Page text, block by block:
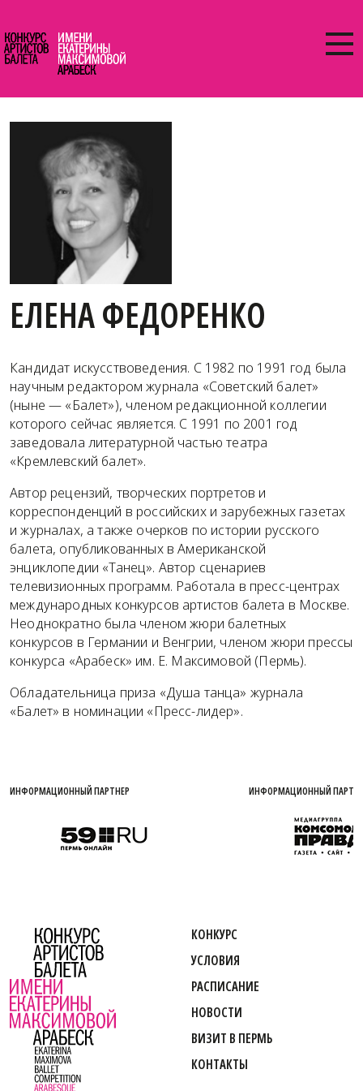
ЕЛЕНА ФЕДОРЕНКО
Кандидат искусствоведения. С 1982 по 1991 год была
научным редактором журнала «Советский балет»
(ныне — «Балет»), членом редакционной коллегии
которого сейчас является. С 1991 по 2001 год
заведовала литературной частью театра
«Кремлевский балет».
Автор рецензий, творческих портретов и
корреспонденций в российских и зарубежных газетах
и журналах, а также очерков по истории русского
балета, опубликованных в Американской
энциклопедии «Танец». Автор сценариев
телевизионных программ. Работала в пресс-центрах
международных конкурсов артистов балета в Москве.
Неоднократно была членом жюри балетных
конкурсов в Германии и Венгрии, членом жюри прессы
конкурса «Арабеск» им. Е. Максимовой (Пермь).
Обладательница приза «Душа танца» журнала
«Балет» в номинации «Пресс-лидер».
ПАРТНЕР ИНФОРМАЦИОННЫЙ ПАРТНЕР
КОНКУРС
УСЛОВИЯ
РАСПИСАНИЕ
НОВОСТИ
ВИЗИТ В ПЕРМЬ
КОНТАКТЫ